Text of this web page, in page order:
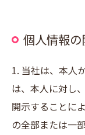
個人情報の
1. 当社は、本人
は、本人に対し
開示することに
の全部または一